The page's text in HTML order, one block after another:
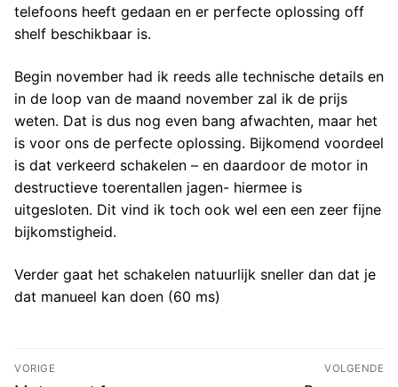
telefoons heeft gedaan en er perfecte oplossing off
shelf beschikbaar is.
Begin november had ik reeds alle technische details en
in de loop van de maand november zal ik de prijs
weten. Dat is dus nog even bang afwachten, maar het
is voor ons de perfecte oplossing. Bijkomend voordeel
is dat verkeerd schakelen – en daardoor de motor in
destructieve toerentallen jagen- hiermee is
uitgesloten. Dit vind ik toch ook wel een een zeer fijne
bijkomstigheid.
Verder gaat het schakelen natuurlijk sneller dan dat je
dat manueel kan doen (60 ms)
Bericht
VORIGE VOLGENDE